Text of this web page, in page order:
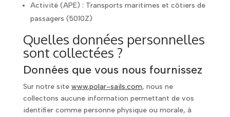
Activité (APE) : Transports maritimes et côtiers de
passagers (5010Z)
Quelles données personnelles
sont collectées ?
Données que vous nous fournissez
Sur notre site www.polar-sails.com, nous ne
collectons aucune information permettant de vos
identifier comme personne physique ou morale, à